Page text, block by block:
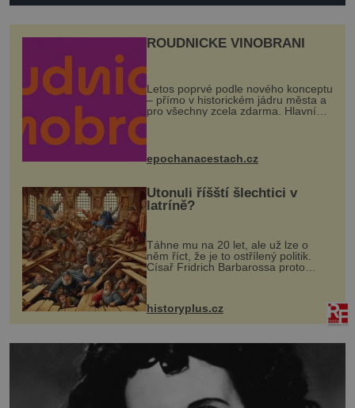
ROUDNICKÉ VINOBRANÍ
Letos poprvé podle nového konceptu
– přímo v historickém jádru města a
pro všechny zcela zdarma. Hlavní
program se odehraje na Karlově a
mohou těšit na víno, burčák, pes...
epochanacestach.cz
Utonuli říšští šlechtici v
latríně?
Táhne mu na 20 let, ale už lze o
něm říct, že je to ostřílený politik.
Císař Fridrich Barbarossa proto
posílá svého syna a dědice Jindřicha
VI. do Erfurtu, aby se stal
prostředníkem při řešení sporu m...
historyplus.cz